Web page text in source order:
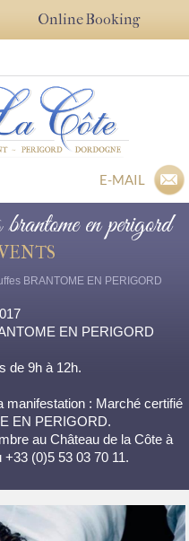
Online Booking
E-MAIL
en perigord
BRANTOME EN PERIGORD
EN PERIGORD
de 9h à 12h.
manifestation : Marché certifié
EN PERIGORD.
au Château de la Côte à
(0)5 53 03 70 11.